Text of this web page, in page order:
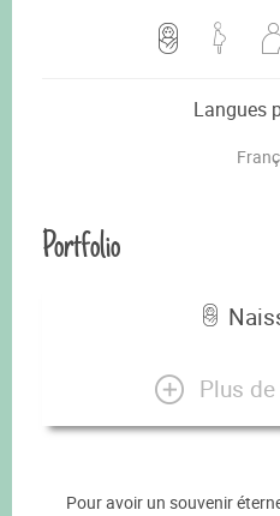
Langues
Portfolio
Plus
Pour avoir un souvenir